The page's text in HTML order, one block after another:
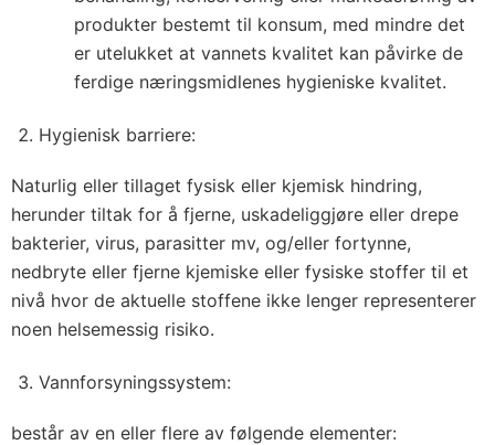
produkter bestemt til konsum, med mindre det
er utelukket at vannets kvalitet kan påvirke de
ferdige næringsmidlenes hygieniske kvalitet.
Hygienisk barriere:
Naturlig eller tillaget fysisk eller kjemisk hindring,
herunder tiltak for å fjerne, uskadeliggjøre eller drepe
bakterier, virus, parasitter mv, og/eller fortynne,
nedbryte eller fjerne kjemiske eller fysiske stoffer til et
nivå hvor de aktuelle stoffene ikke lenger representerer
noen helsemessig risiko.
Vannforsyningssystem:
består av en eller flere av følgende elementer: